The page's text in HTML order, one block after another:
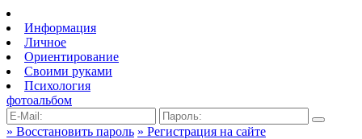
Информация
Личное
Ориентирование
Своими руками
Психология
фотоальбом
» Восстановить пароль » Регистрация на сайте